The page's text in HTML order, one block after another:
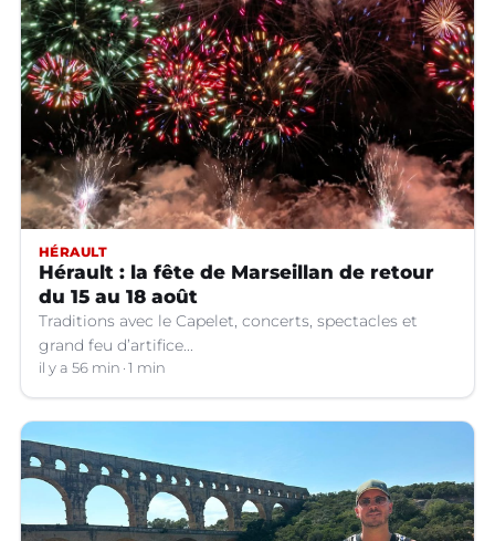
HÉRAULT
Hérault : la fête de Marseillan de retour
du 15 au 18 août
Traditions avec le Capelet, concerts, spectacles et
grand feu d’artifice...
il y a 56 min 1 min